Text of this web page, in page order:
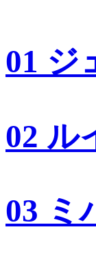
01 ジ
02 ル
03 ミ